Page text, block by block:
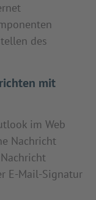
des
mit
im Web
Nachricht
E-Mail-Signatur